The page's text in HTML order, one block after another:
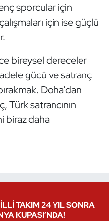
sporcular için
için ise güçlü
bireysel dereceler
gücü ve satranç
Doha’dan
Türk satrancının
biraz daha
TAKIM 24 YIL SONRA
KUPASI’NDA!